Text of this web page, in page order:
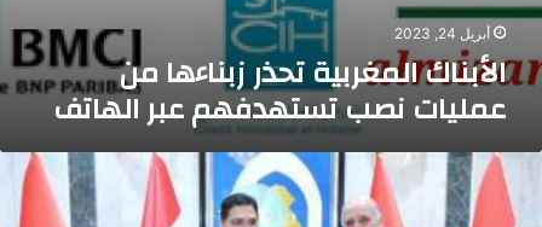
أبريل 24, 2023
الأبناك المغربية تحذر زبناءها من
عمليات نصب تستهدفهم عبر الهاتف
العراق
دعمه